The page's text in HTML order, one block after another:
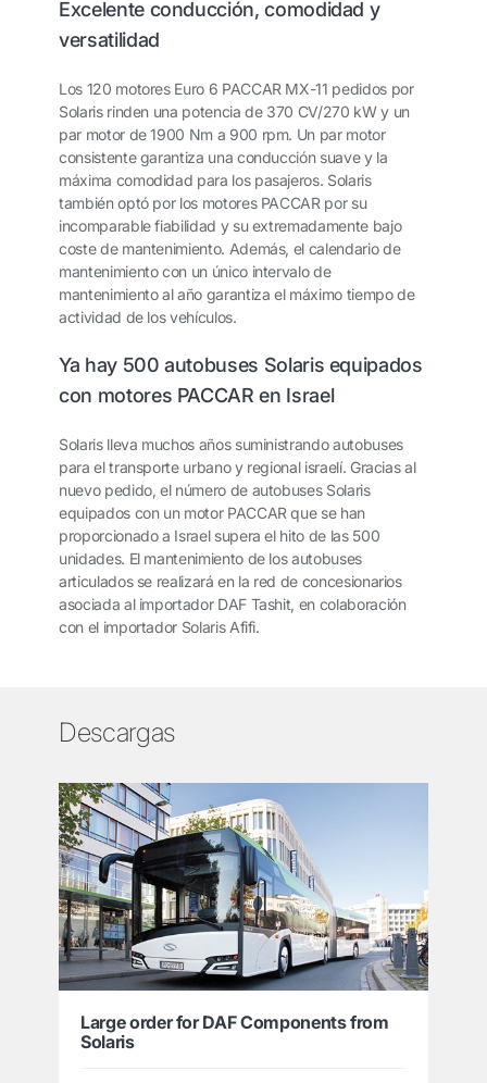
Excelente conducción, comodidad y
versatilidad
Los 120 motores Euro 6 PACCAR MX-11 pedidos por
Solaris rinden una potencia de 370 CV/270 kW y un
par motor de 1900 Nm a 900 rpm. Un par motor
consistente garantiza una conducción suave y la
máxima comodidad para los pasajeros. Solaris
también optó por los motores PACCAR por su
incomparable fiabilidad y su extremadamente bajo
coste de mantenimiento. Además, el calendario de
mantenimiento con un único intervalo de
mantenimiento al año garantiza el máximo tiempo de
actividad de los vehículos.
Ya hay 500 autobuses Solaris equipados
con motores PACCAR en Israel
Solaris lleva muchos años suministrando autobuses
para el transporte urbano y regional israelí. Gracias al
nuevo pedido, el número de autobuses Solaris
equipados con un motor PACCAR que se han
proporcionado a Israel supera el hito de las 500
unidades. El mantenimiento de los autobuses
articulados se realizará en la red de concesionarios
asociada al importador DAF Tashit, en colaboración
con el importador Solaris Afifi.
Descargas
Large order for DAF Components from
Solaris